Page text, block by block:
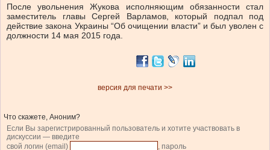
После увольнения Жукова исполняющим обязанности стал
заместитель главы Сергей Варламов, который подпал под
действие закона Украины “Об очищении власти” и был уволен с
должности 14 мая 2015 года.
версия для печати >>
Что скажете, Аноним?
Если Вы зарегистрированный пользователь и хотите участвовать в
дискуссии — введите
свой логин (email)
, пароль